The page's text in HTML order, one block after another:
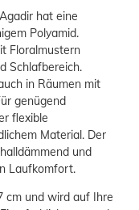
hat eine
Polyamid.
Floralmustern
Schlafbereich.
in Räumen mit
genügend
flexible
Material. Der
und
Laufkomfort.
cm und wird auf Ihre